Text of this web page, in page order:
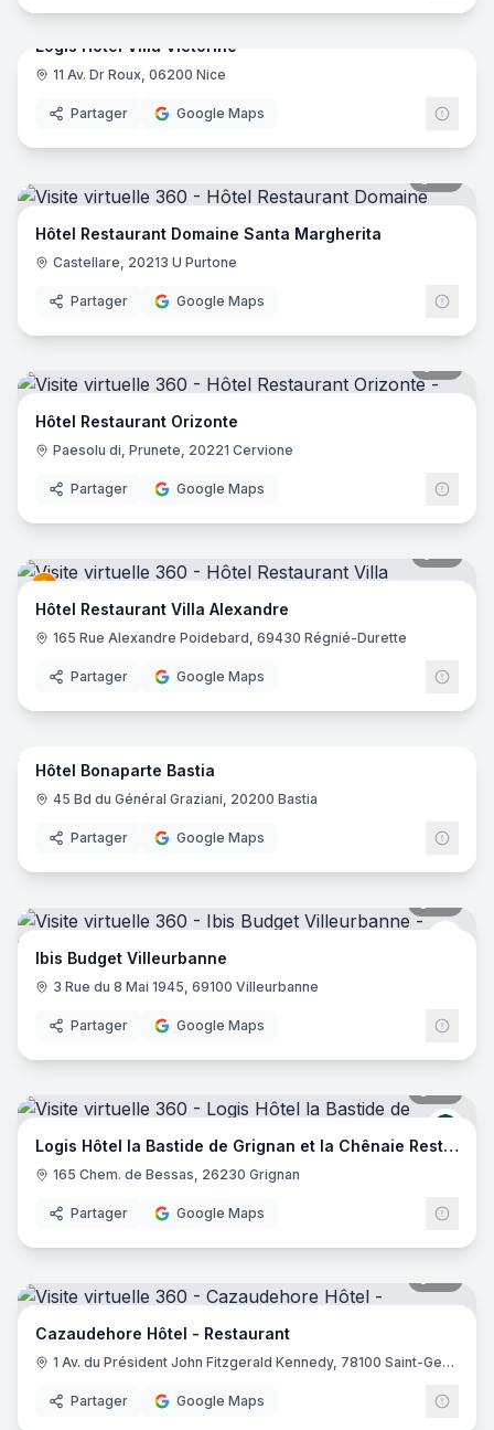
Logis Hôtel Villa Victorine
11 Av. Dr Roux, 06200 Nice
Partager Google Maps
Hôtel Restaurant Domaine Santa Margherita
Castellare, 20213 U Purtone
Partager Google Maps
Hôtel Restaurant Orizonte
Paesolu di, Prunete, 20221 Cervione
Partager Google Maps
Hôtel Restaurant Villa Alexandre
165 Rue Alexandre Poidebard, 69430 Régnié-Durette
Partager Google Maps
21
Hôtel Bonaparte Bastia
45 Bd du Général Graziani, 20200 Bastia
Partager Google Maps
Ibis
Ibis Budget Villeurbanne
3 Rue du 8 Mai 1945, 69100 Villeurbanne
Partager Google Maps
Logis Hôtel la Bastide de Grignan et la Chênaie Restaurant
165 Chem. de Bessas, 26230 Grignan
Partager Google Maps
Cazaudehore Hôtel - Restaurant
1 Av. du Président John Fitzgerald Kennedy, 78100 Saint-Germain-en-Laye
Partager Google Maps